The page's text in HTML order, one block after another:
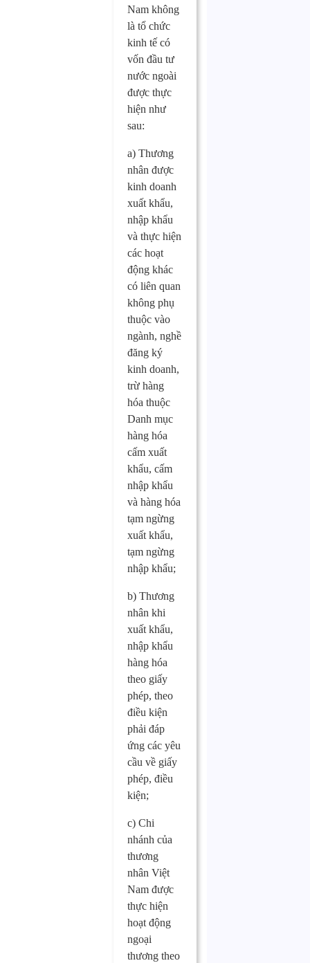
Nam không
là tổ chức
kinh tế có
vốn đầu tư
nước ngoài
được thực
hiện như
sau:
a) Thương
nhân được
kinh doanh
xuất khẩu,
nhập khẩu
và thực hiện
các hoạt
động khác
có liên quan
không phụ
thuộc vào
ngành, nghề
đăng ký
kinh doanh,
trừ hàng
hóa thuộc
Danh mục
hàng hóa
cấm xuất
khẩu, cấm
nhập khẩu
và hàng hóa
tạm ngừng
xuất khẩu,
tạm ngừng
nhập khẩu;
b) Thương
nhân khi
xuất khẩu,
nhập khẩu
hàng hóa
theo giấy
phép, theo
điều kiện
phải đáp
ứng các yêu
cầu về giấy
phép, điều
kiện;
c) Chi
nhánh của
thương
nhân Việt
Nam được
thực hiện
hoạt động
ngoại
thương theo